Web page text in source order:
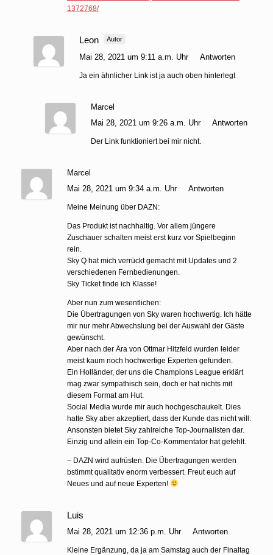
1372768/
Leon Autor
Mai 28, 2021 um 9:11 a.m. Uhr Antworten
Ja ein ähnlicher Link ist ja auch oben hinterlegt
Marcel
Mai 28, 2021 um 9:26 a.m. Uhr
Antworten
Der Link funktioniert bei mir nicht.
Marcel
Mai 28, 2021 um 9:34 a.m. Uhr
Antworten
Meine Meinung über DAZN:
Das Produkt ist nachhaltig. Vor allem jüngere
Zuschauer schalten meist erst kurz vor Spielbeginn
rein.
Sky Q hat mich verrückt gemacht mit Updates und 2
verschiedenen Fernbedienungen.
Sky Ticket finde ich Klasse!
Aber nun zum wesentlichen:
Die Übertragungen von Sky waren hochwertig. Ich hätte
mir nur mehr Abwechslung bei der Auswahl der Gäste
gewünscht.
Aber nach der Ära von Ottmar Hitzfeld wurden leider
meist kaum noch hochwertige Experten gefunden.
Ein Holländer, der uns die Champions League erklärt
mag zwar sympathisch sein, doch er hat nichts mit
diesem Format am Hut.
Social Media wurde mir auch hochgeschaukelt. Dies
hatte Sky aber akzeptiert, dass der Kunde das nicht will.
Ansonsten bietet Sky zahlreiche Top-Journalisten dar.
Einzig und allein ein Top-Co-Kommentator hat gefehlt.
– DAZN wird aufrüsten. Die Übertragungen werden
bstimmt qualitativ enorm verbessert. Freut euch auf
Neues und auf neue Experten!
Luis
Mai 28, 2021 um 12:36 p.m. Uhr Antworten
Kleine Ergänzung, da ja am Samstag auch der Finaltag